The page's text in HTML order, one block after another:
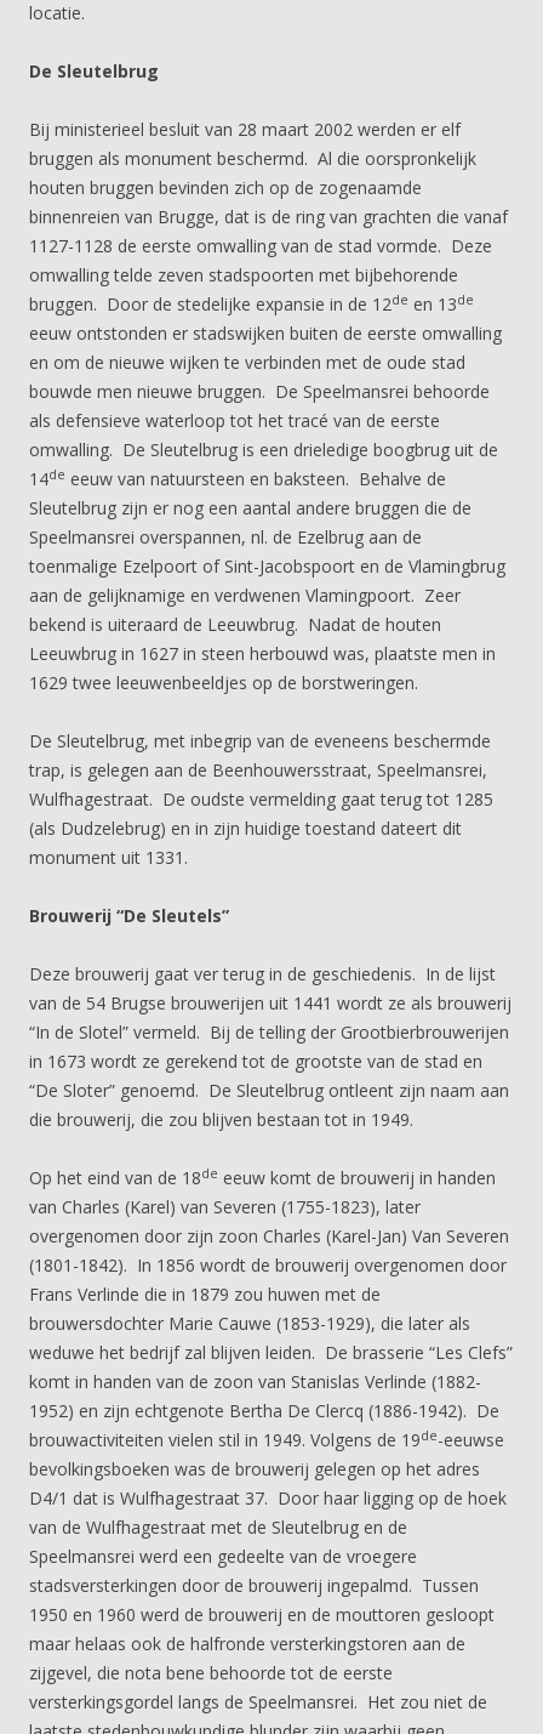
locatie.
De Sleutelbrug
Bij ministerieel besluit van 28 maart 2002 werden er elf
bruggen als monument beschermd. Al die oorspronkelijk
houten bruggen bevinden zich op de zogenaamde
binnenreien van Brugge, dat is de ring van grachten die vanaf
1127-1128 de eerste omwalling van de stad vormde. Deze
omwalling telde zeven stadspoorten met bijbehorende
bruggen. Door de stedelijke expansie in de 12de en 13de
eeuw ontstonden er stadswijken buiten de eerste omwalling
en om de nieuwe wijken te verbinden met de oude stad
bouwde men nieuwe bruggen. De Speelmansrei behoorde
als defensieve waterloop tot het tracé van de eerste
omwalling. De Sleutelbrug is een drieledige boogbrug uit de
14de eeuw van natuursteen en baksteen. Behalve de
Sleutelbrug zijn er nog een aantal andere bruggen die de
Speelmansrei overspannen, nl. de Ezelbrug aan de
toenmalige Ezelpoort of Sint-Jacobspoort en de Vlamingbrug
aan de gelijknamige en verdwenen Vlamingpoort. Zeer
bekend is uiteraard de Leeuwbrug. Nadat de houten
Leeuwbrug in 1627 in steen herbouwd was, plaatste men in
1629 twee leeuwenbeeldjes op de borstweringen.
De Sleutelbrug, met inbegrip van de eveneens beschermde
trap, is gelegen aan de Beenhouwersstraat, Speelmansrei,
Wulfhagestraat. De oudste vermelding gaat terug tot 1285
(als Dudzelebrug) en in zijn huidige toestand dateert dit
monument uit 1331.
Brouwerij “De Sleutels”
Deze brouwerij gaat ver terug in de geschiedenis. In de lijst
van de 54 Brugse brouwerijen uit 1441 wordt ze als brouwerij
“In de Slotel” vermeld. Bij de telling der Grootbierbrouwerijen
in 1673 wordt ze gerekend tot de grootste van de stad en
“De Sloter” genoemd. De Sleutelbrug ontleent zijn naam aan
die brouwerij, die zou blijven bestaan tot in 1949.
Op het eind van de 18de eeuw komt de brouwerij in handen
van Charles (Karel) van Severen (1755-1823), later
overgenomen door zijn zoon Charles (Karel-Jan) Van Severen
(1801-1842). In 1856 wordt de brouwerij overgenomen door
Frans Verlinde die in 1879 zou huwen met de
brouwersdochter Marie Cauwe (1853-1929), die later als
weduwe het bedrijf zal blijven leiden. De brasserie “Les Clefs”
komt in handen van de zoon van Stanislas Verlinde (1882-
1952) en zijn echtgenote Bertha De Clercq (1886-1942). De
brouwactiviteiten vielen stil in 1949. Volgens de 19de-eeuwse
bevolkingsboeken was de brouwerij gelegen op het adres
D4/1 dat is Wulfhagestraat 37. Door haar ligging op de hoek
van de Wulfhagestraat met de Sleutelbrug en de
Speelmansrei werd een gedeelte van de vroegere
stadsversterkingen door de brouwerij ingepalmd. Tussen
1950 en 1960 werd de brouwerij en de mouttoren gesloopt
maar helaas ook de halfronde versterkingstoren aan de
zijgevel, die nota bene behoorde tot de eerste
versterkingsgordel langs de Speelmansrei. Het zou niet de